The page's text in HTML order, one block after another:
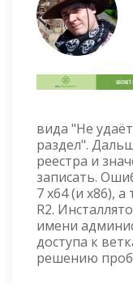
вида "Не
раздел".
реестра и
записать.
7 x64 (и x86),
R2.
имени
доступа к
решению